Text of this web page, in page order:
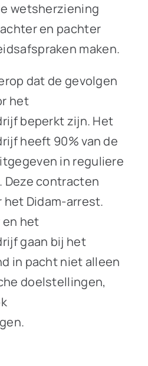
wetsherziening
en pachter
maken.
dat de gevolgen
het
beperkt zijn. Het
heeft 90% van de
in reguliere
Deze contracten
Didam-arrest.
het
gaan bij het
in pacht niet alleen
doelstellingen,